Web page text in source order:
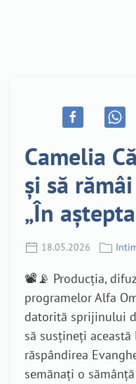
Camelia
și să
„În
18.05.2026
📽️📡 Producția,
programelor Alfa
datorită sprijinului
să susțineți
răspândirea
semănați o